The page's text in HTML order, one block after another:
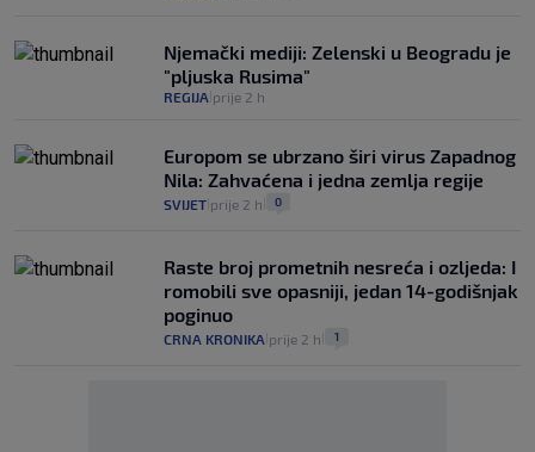
Njemački mediji: Zelenski u Beogradu je
"pljuska Rusima"
REGIJA prije 2 h
Europom se ubrzano širi virus Zapadnog
Nila: Zahvaćena i jedna zemlja regije
SVIJET prije 2 h 0
Raste broj prometnih nesreća i ozljeda: I
romobili sve opasniji, jedan 14-godišnjak
poginuo
CRNA KRONIKA prije 2 h 1